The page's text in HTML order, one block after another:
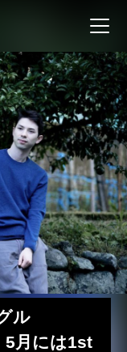
ル
5月には1st